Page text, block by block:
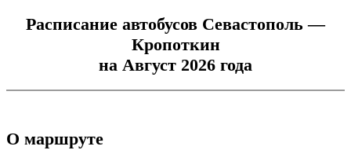
Расписание автобусов Севастополь —
Кропоткин
на Август 2026 года
О маршруте